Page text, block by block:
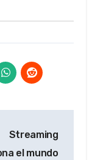
Streaming
el mundo